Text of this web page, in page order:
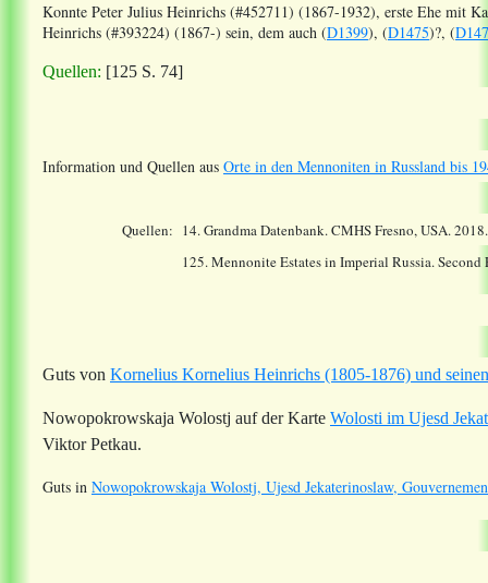
Konnte Peter Julius Heinrichs (#452711) (1867-1932), erste Ehe mit
Heinrichs (#393224) (1867-) sein, dem auch (D1399), (D1475)?, (
Quellen: [125 S. 74]
Information und Quellen aus Orte in den Mennoniten in Russland bis
Quellen: 14.Grandma Datenbank. CMHS Fresno, USA.
125. Mennonite Estates in Imperial Russia.
Guts von Kornelius Kornelius Heinrichs (1805-1876) und
Nowopokrowskaja Wolostj auf der Karte Wolosti im Ujesd
Viktor Petkau.
Guts in Nowopokrowskaja Wolostj, Ujesd Jekaterinoslaw,